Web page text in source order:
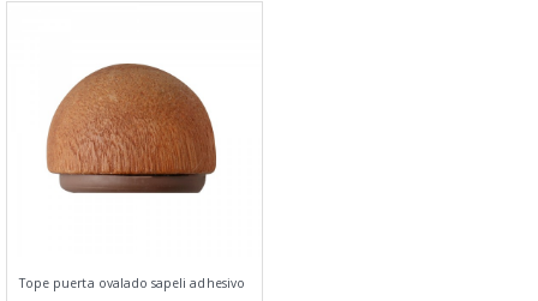
Tope puerta ovalado sapeli adhesivo